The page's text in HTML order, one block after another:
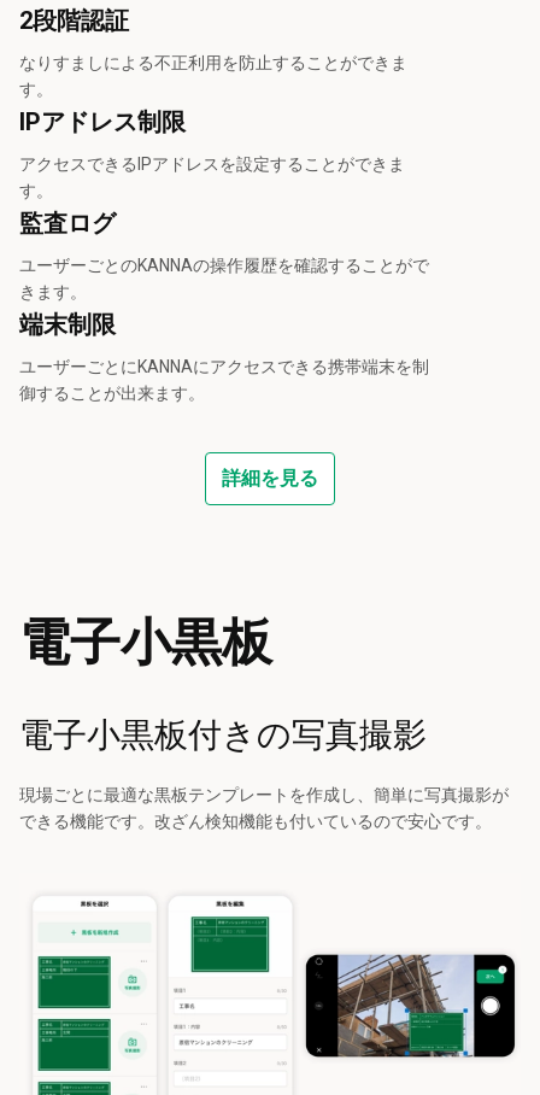
2段階認証
なりすましによる不正利用を防止することができま
す。
IPアドレス制限
アクセスできるIPアドレスを設定することができま
す。
監査ログ
ユーザーごとのKANNAの操作履歴を確認することがで
きます。
端末制限
ユーザーごとにKANNAにアクセスできる携帯端末を制
御することが出来ます。
詳細を見る
電子小黒板
電子小黒板付きの写真撮影
現場ごとに最適な黒板テンプレートを作成し、簡単に写真撮影が
できる機能です。改ざん検知機能も付いているので安心です。